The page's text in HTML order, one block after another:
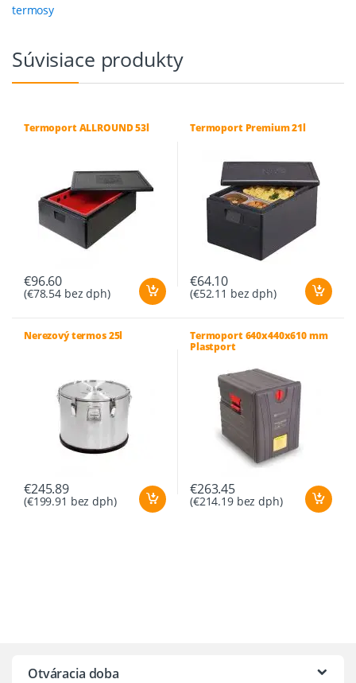
termosy
Súvisiace produkty
Termoport ALLROUND 53l
€96.60
(€78.54 bez dph)
Termoport Premium 21l
€64.10
(€52.11 bez dph)
Nerezový termos 25l
€245.89
(€199.91 bez dph)
Termoport 640x440x610 mm
Plastport
€263.45
(€214.19bez dph)
Otváracia doba